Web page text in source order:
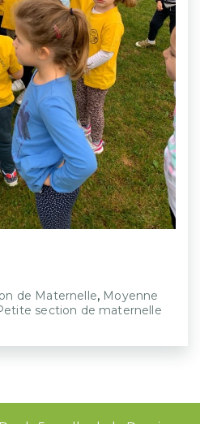
de Maternelle, Moyenne
section de maternelle